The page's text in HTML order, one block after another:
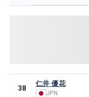
38
仁井 優花
JPN